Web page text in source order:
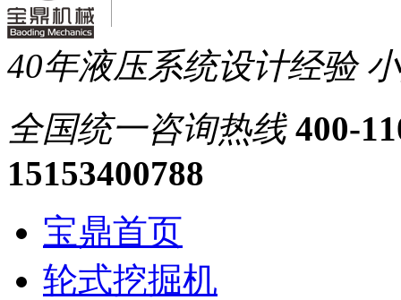
40年液压系统设计经验
全国统一咨询热线 400-
15153400788
宝鼎首页
轮式挖掘机